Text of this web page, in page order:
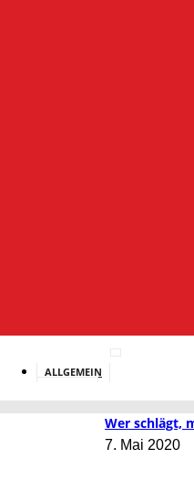
ALLGEMEIN
Wer schlägt,
7. Mai 2020